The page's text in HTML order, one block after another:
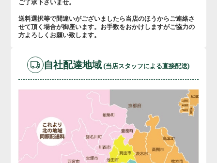
ご了承下さいませ。
送料選択等で間違いがございましたら当店のほうからご連絡さ
せて頂く場合が御座います。お手数をおかけしますがご協力の
方よろしくお願い致します。
自社配達地域 (当店スタッフによる直接配送)